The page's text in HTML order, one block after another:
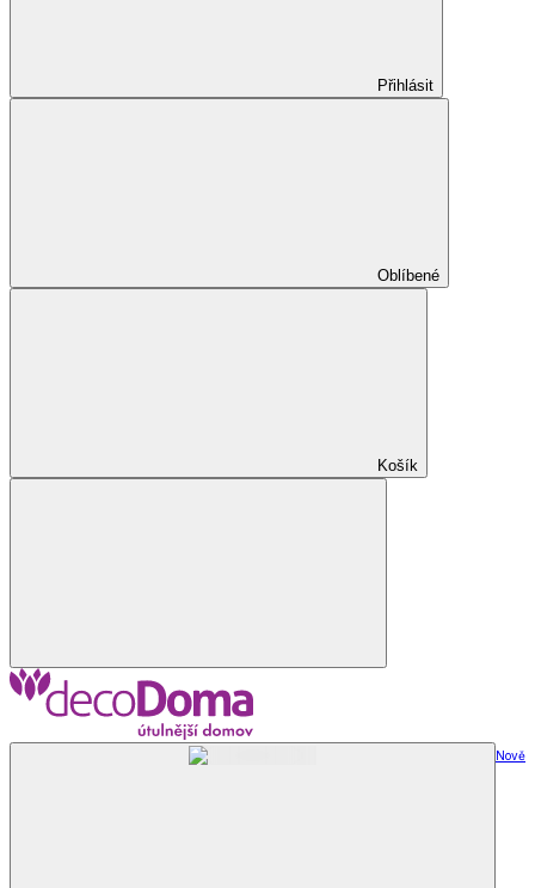
Přihlásit
Oblíbené
Košík
Nově